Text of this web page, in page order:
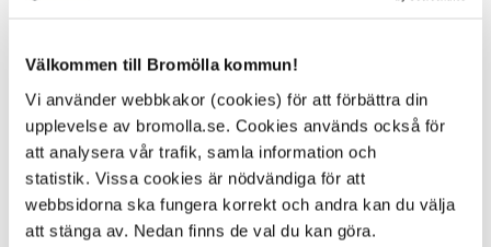
Välkommen till Bromölla kommun!
Vi använder webbkakor (cookies) för att förbättra din
upplevelse av bromolla.se. Cookies används också för
att analysera vår trafik, samla information och
statistik. Vissa cookies är nödvändiga för att
webbsidorna ska fungera korrekt och andra kan du välja
att stänga av. Nedan finns de val du kan göra.
och musikskolan ska uppnå. På detta sätt ska vi höja
skolledare och politiker. Hur kan vi, tillsammans, skapa
en verksamhet som ger våra barn och ungdomar
förutsättningar att lyckas både i framtida studier, arbetsliv
och vuxenliv? Barn, elever, vårdnadshavare,
medarbetare, ledare och politiker kan alla utifrån sin
position bidra till att utveckla en bra förskola och skola i
Bromölla.